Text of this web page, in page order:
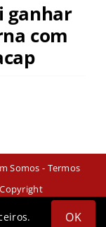
ganhar
com
Somos - Termos
OK